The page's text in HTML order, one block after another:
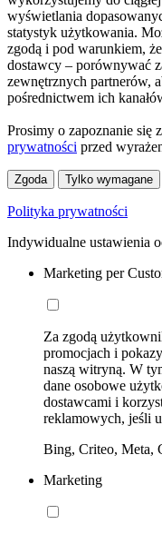
wyświetlania
statystyk użytkowania.
zgodą i pod warunkiem,
dostawcy – porównywać
zewnętrznych partnerów,
pośrednictwem ich
Prosimy o zapoznanie się
prywatności przed
Zgoda Tylko wymagane
Polityka prywatności
Indywidualne ustawienia
Marketing per
Za zgodą
promocjach i
naszą witryną. W
dane osobowe
dostawcami i
reklamowych, jeśli
Bing, Criteo, Meta,
Marketing